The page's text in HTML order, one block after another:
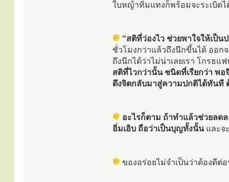
ใบหญ้าทิ่มแทงก็พร้อมจะระเบิด
“สติที่ว่องไว ช่วยพาใจให้เป็น
ชั่วโมงกว่าแล้วถึงนึกขึ้นได้ ออก
ถึงนึกได้ว่าไม่น่าเลยเรา โกรธแ
สติที่ไวกว่านั้น ชนิดที่เรียกว่า พ
ดึงจิตกลับมาสู่ความปกติได้ทันที
อะไรก็ตาม ถ้าทำแล้วช่วยลด
อิ่มเอิบ ถือว่าเป็นบุญทั้งนั้นและจ
ของอร่อยไม่จำเป็นว่าต้องดีต่